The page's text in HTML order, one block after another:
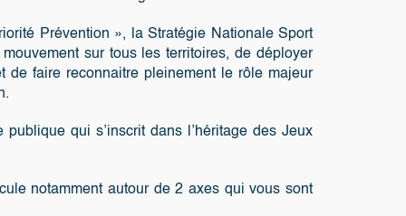
Nationale Sport
territoires, de déployer
le rôle majeur
l’héritage des Jeux
2 axes qui vous sont